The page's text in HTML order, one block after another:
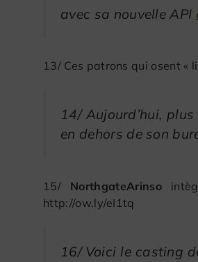
avec sa nouvelle API
13/ Ces patrons qui osent «
14/ Aujourd’hui,
en dehors de son
15/ NorthgateArinso
http://ow.ly/eI1tq
16/ Voici le casting